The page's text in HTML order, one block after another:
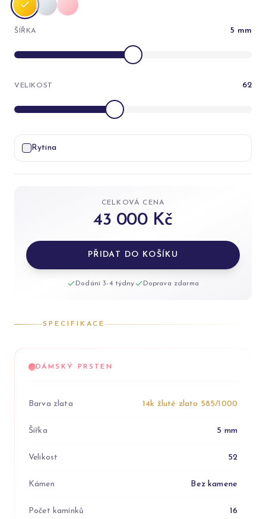
ŠÍŘKA 5 mm
VELIKOST 62
Rytina
CELKOVÁ CENA
43 000 Kč
PŘIDAT DO KOŠÍKU
Dodání 3-4 týdny Doprava zdarma
SPECIFIKACE
DÁMSKÝ PRSTEN
Barva zlata 14k žluté zlato 585/1000
Šířka 5 mm
Velikost 52
Kámen Bez kamene
Počet kamínků 16